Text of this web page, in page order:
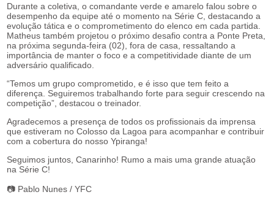
Durante a coletiva, o comandante verde e amarelo falou sobre o
desempenho da equipe até o momento na Série C, destacando a
evolução tática e o comprometimento do elenco em cada partida.
Matheus também projetou o próximo desafio contra a Ponte Preta,
na próxima segunda-feira (02), fora de casa, ressaltando a
importância de manter o foco e a competitividade diante de um
adversário qualificado.
“Temos um grupo comprometido, e é isso que tem feito a
diferença. Seguiremos trabalhando forte para seguir crescendo na
competição”, destacou o treinador.
Agradecemos a presença de todos os profissionais da imprensa
que estiveram no Colosso da Lagoa para acompanhar e contribuir
com a cobertura do nosso Ypiranga!
Seguimos juntos, Canarinho! Rumo a mais uma grande atuação
na Série C!
📷 Pablo Nunes / YFC